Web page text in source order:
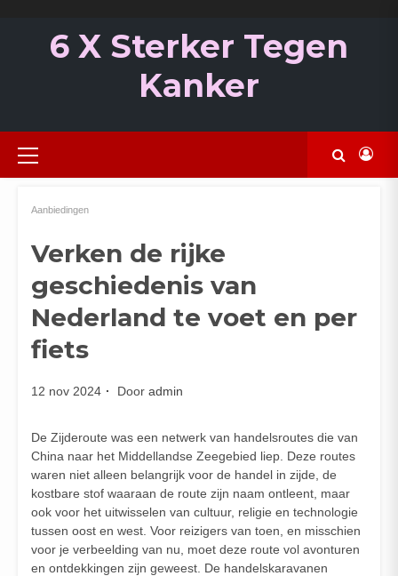
6 X Sterker Tegen
Kanker
Primair
menu
Aanbiedingen
Verken de rijke
geschiedenis van
Nederland te voet en per
fiets
12 nov 2024 Door admin
De Zijderoute was een netwerk van handelsroutes die van
China naar het Middellandse Zeegebied liep. Deze routes
waren niet alleen belangrijk voor de handel in zijde, de
kostbare stof waaraan de route zijn naam ontleent, maar
ook voor het uitwisselen van cultuur, religie en technologie
tussen oost en west. Voor reizigers van toen, en misschien
voor je verbeelding van nu, moet deze route vol avonturen
en ontdekkingen zijn geweest. De handelskaravanen